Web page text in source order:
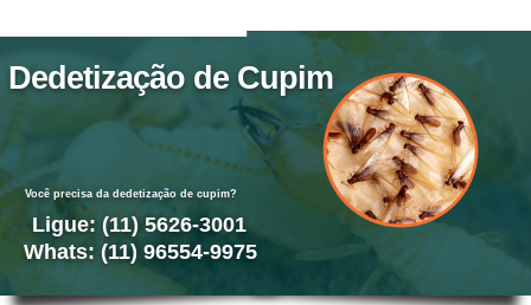
Dedetização de Cupim
Você precisa da dedetização de cupim?
Ligue: (11) 5626-3001
Whats: (11) 96554-9975